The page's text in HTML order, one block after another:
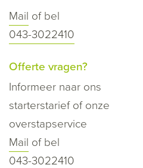
Mail of bel
043-3022410
Offerte vragen?
Informeer naar ons
starterstarief of onze
overstapservice
Mail of bel
043-3022410